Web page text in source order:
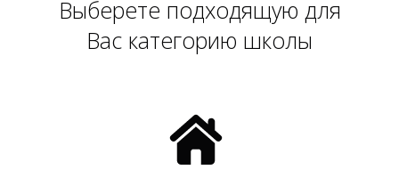
Выберете подходящую для
Вас категорию школы